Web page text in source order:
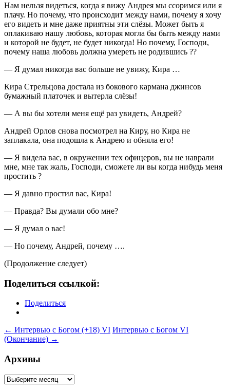
Нам нельзя видеться, когда я вижу Андрея мы ссоримся или я
плачу. Но почему, что происходит между нами, почему я хочу
его видеть и мне даже приятны эти слёзы. Может быть я
оплакиваю нашу любовь, которая могла бы быть между нами
и которой не будет, не будет никогда! Но почему, Господи,
почему наша любовь должна умереть не родившись ??
— Я думал никогда вас больше не увижу, Кира …
Кира Стрельцова достала из бокового кармана джинсов
бумажный платочек и вытерла слёзы!
— А вы бы хотели меня ещё раз увидеть, Андрей?
Андрей Орлов снова посмотрел на Киру, но Кира не
заплакала, она подошла к Андрею и обняла его!
— Я видела вас, в окружении тех офицеров, вы не наврали
мне, мне так жаль, Господи, сможете ли вы когда нибудь меня
простить ?
— Я давно простил вас, Кира!
— Правда? Вы думали обо мне?
— Я думал о вас!
— Но почему, Андрей, почему ….
(Продолжение следует)
Поделиться ссылкой:
Поделиться
Навигация
по
записям
← Интервью с Богом (+18) VI Интервью с Богом VI
(Окончание) →
Архивы
Архивы